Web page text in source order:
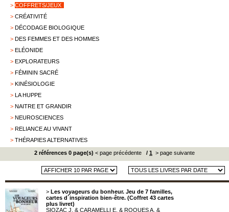
> COFFRETS/JEUX
> CRÉATIVITÉ
> DÉCODAGE BIOLOGIQUE
> DES FEMMES ET DES HOMMES
> ELÉONIDE
> EXPLORATEURS
> FÉMININ SACRÉ
> KINÉSIOLOGIE
> LA HUPPE
> NAITRE ET GRANDIR
> NEUROSCIENCES
> RELIANCE AU VIVANT
> THÉRAPIES ALTERNATIVES
2 références 0 page(s) < page précédente / 1 > page suivante
> Les voyageurs du bonheur. Jeu de 7 familles,
cartes d´inspiration bien-être. (Coffret 43 cartes
plus livret)
SIOZAC J. & CARAMELLI E. & ROQUES A. &